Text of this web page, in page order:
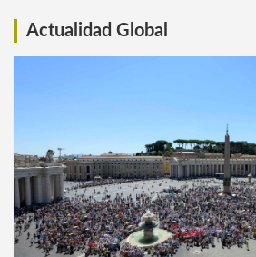
Actualidad Global